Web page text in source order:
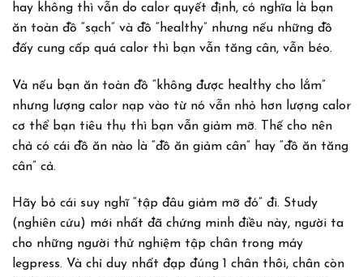
hay không thì vẫn do calor quyết định, có nghĩa là bạn
ăn toàn đồ “sạch” và đồ “healthy” nhưng nếu những đồ
đấy cung cấp quá calor thì bạn vẫn tăng cân, vẫn béo.
Và nếu bạn ăn toàn đồ “không được healthy cho lắm”
nhưng lượng calor nạp vào từ nó vẫn nhỏ hơn lượng calor
cơ thể bạn tiêu thụ thì bạn vẫn giảm mỡ. Thế cho nên
chả có cái đồ ăn nào là “đồ ăn giảm cân” hay “đồ ăn tăng
cân” cả.
Hãy bỏ cái suy nghĩ “tập đâu giảm mỡ đó” đi. Study
(nghiên cứu) mới nhất đã chứng minh điều này, người ta
cho những người thử nghiệm tập chân trong máy
legpress. Và chỉ duy nhất đạp đúng 1 chân thôi, chân còn